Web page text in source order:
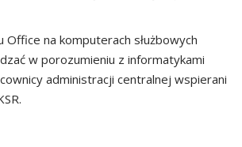
Office na komputerach służbowych
w porozumieniu z informatykami
administracji centralnej wspierani